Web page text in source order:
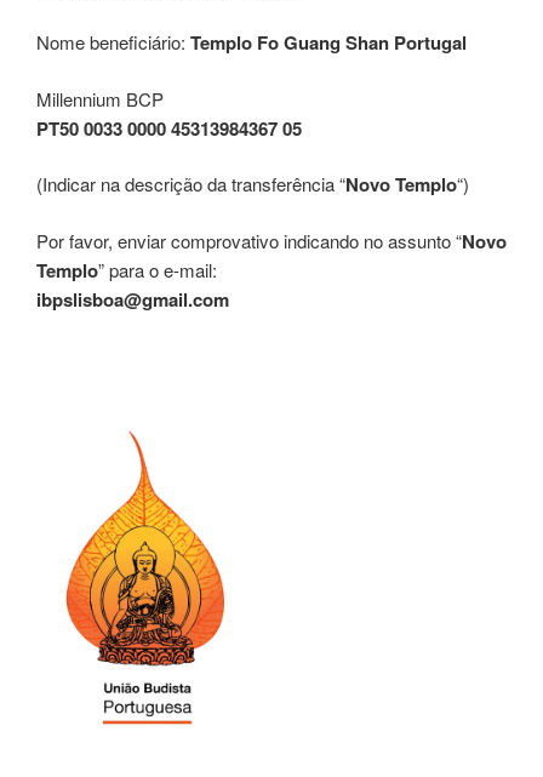
Nome beneficiário: Templo Fo Guang Shan Portugal
Millennium BCP
PT50 0033 0000 45313984367 05
(Indicar na descrição da transferência “Novo Templo“)
Por favor, enviar comprovativo indicando no assunto “Novo
Templo” para o e-mail:
ibpslisboa@gmail.com